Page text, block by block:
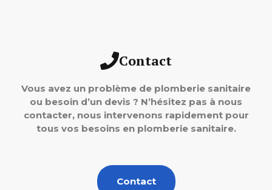
Contact
Vous avez un problème de plomberie sanitaire
ou besoin d’un devis ? N’hésitez pas à nous
contacter, nous intervenons rapidement pour
tous vos besoins en plomberie sanitaire.
Contact